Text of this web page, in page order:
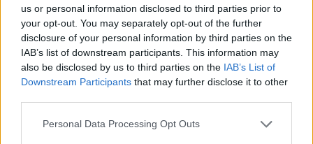
us or personal information disclosed to third parties prior to
your opt-out. You may separately opt-out of the further
disclosure of your personal information by third parties on the
IAB’s list of downstream participants. This information may
also be disclosed by us to third parties on the IAB’s List of
Downstream Participants that may further disclose it to other
Personal Data Processing Opt Outs